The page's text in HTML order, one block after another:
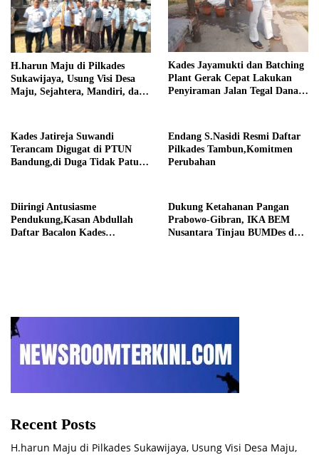
H.harun Maju di Pilkades
Sukawijaya, Usung Visi Desa
Maju, Sejahtera, Mandiri, dan
Kades Jayamukti dan Batching
Plant Gerak Cepat Lakukan
Penyiraman Jalan Tegal Danas
Kades Jatireja Suwandi
Terancam Digugat di PTUN
Bandung,di Duga Tidak Patuhi
Endang S.Nasidi Resmi Daftar
Pilkades Tambun,Komitmen
Perubahan
Diiringi Antusiasme
Pendukung,Kasan Abdullah
Daftar Bacalon Kades
Dukung Ketahanan Pangan
Prabowo-Gibran, IKA BEM
Nusantara Tinjau BUMDes dan
Recent Posts
H.harun Maju di Pilkades Sukawijaya, Usung Visi Desa Maju,